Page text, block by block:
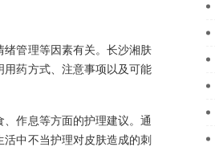
绪管理等因素有关。长沙湘肤
用药方式、注意事项以及可能
作息等方面的护理建议。通
中不当护理对皮肤造成的刺